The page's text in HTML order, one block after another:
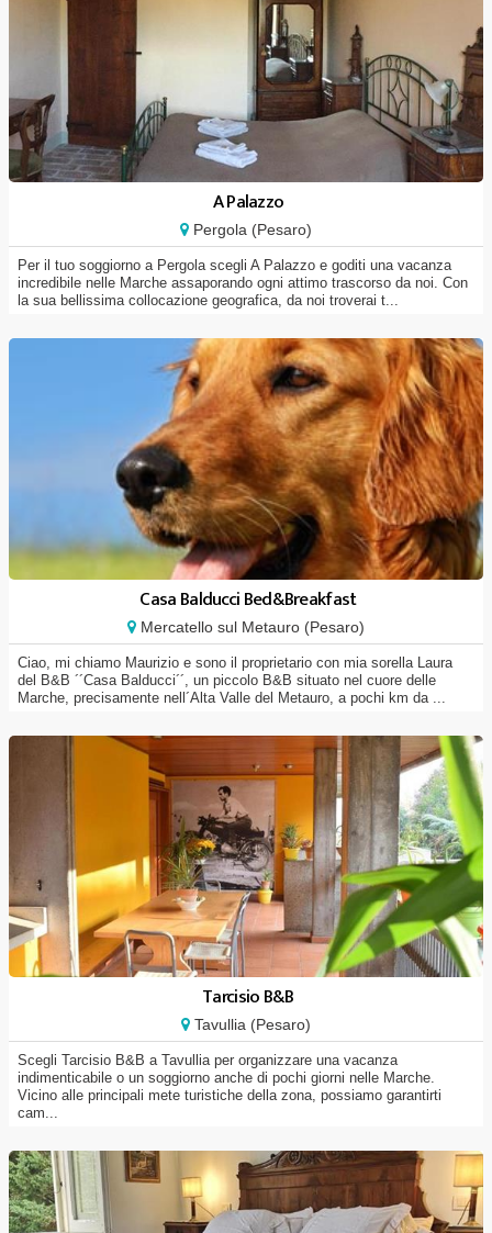
A Palazzo
Pergola (Pesaro)
Per il tuo soggiorno a Pergola scegli A Palazzo e goditi una vacanza
incredibile nelle Marche assaporando ogni attimo trascorso da noi. Con
la sua bellissima collocazione geografica, da noi troverai t...
Casa Balducci Bed&Breakfast
Mercatello sul Metauro (Pesaro)
Ciao, mi chiamo Maurizio e sono il proprietario con mia sorella Laura
del B&B ´´Casa Balducci´´, un piccolo B&B situato nel cuore delle
Marche, precisamente nell´Alta Valle del Metauro, a pochi km da ...
Tarcisio B&B
Tavullia (Pesaro)
Scegli Tarcisio B&B a Tavullia per organizzare una vacanza
indimenticabile o un soggiorno anche di pochi giorni nelle Marche.
Vicino alle principali mete turistiche della zona, possiamo garantirti
cam...